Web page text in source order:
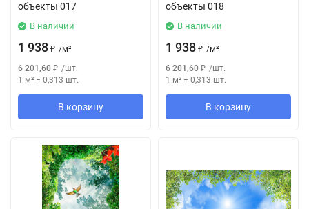
объекты 017
В наличии
1 938 ₽ /м²
6 201,60 ₽ /шт.
1 м² = 0,313 шт.
В корзину
объекты 018
В наличии
1 938 ₽ /м²
6 201,60 ₽ /шт.
1 м² = 0,313 шт.
В корзину